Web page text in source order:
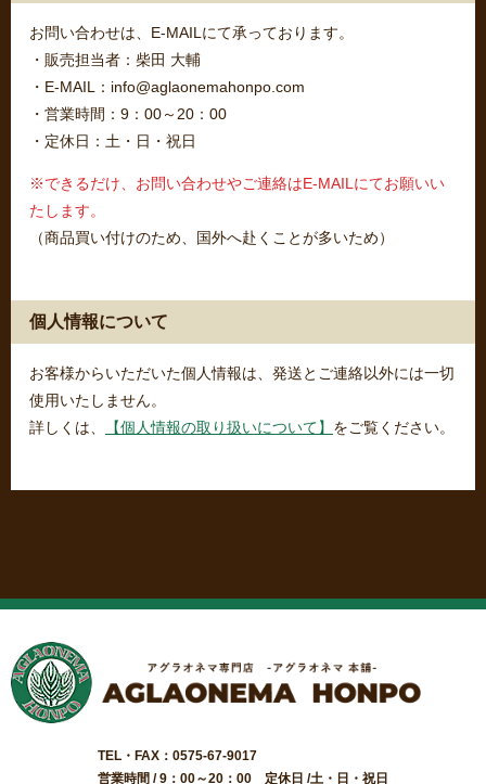
お問い合わせは、E-MAILにて承っております。
・販売担当者：柴田 大輔
・E-MAIL：info@aglaonemahonpo.com
・営業時間：9：00～20：00
・定休日：土・日・祝日
※できるだけ、お問い合わせやご連絡はE-MAILにてお願いい
たします。
（商品買い付けのため、国外へ赴くことが多いため）
個人情報について
お客様からいただいた個人情報は、発送とご連絡以外には一切
使用いたしません。
詳しくは、
【個人情報の取り扱いについて】 をご覧ください。
TEL・FAX：0575-67-9017
営業時間 / 9：00～20：00 定休日 /土・日・祝日